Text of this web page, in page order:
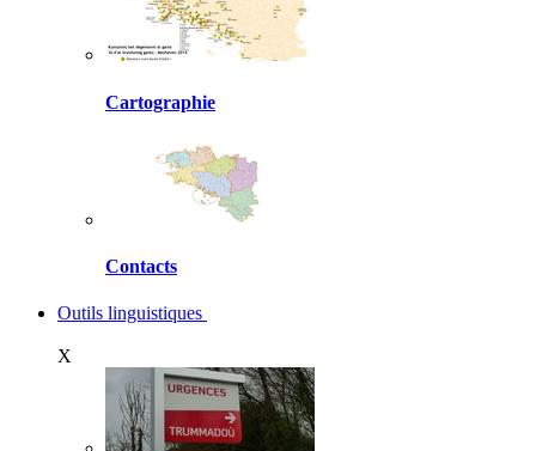
Cartographie
Contacts
Outils linguistiques
X